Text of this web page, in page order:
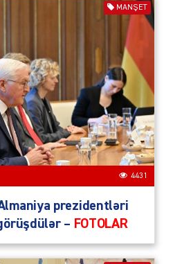
MANŞET
4431
prezidentləri
– FOTOLAR